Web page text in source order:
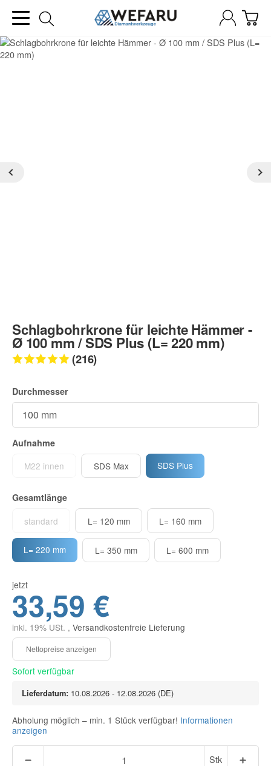
Schlagbohrkrone für leichte Hämmer -
Ø 100 mm / SDS Plus (L= 220 mm)
(216)
Durchmesser
Aufnahme
M22 innen
SDS Max SDS Plus
Gesamtlänge
standard
L= 120 mm L= 160 mm
L= 220 mm L= 350 mm L= 600 mm
jetzt
33,59 €
inkl. 19% USt. , Versandkostenfreie Lieferung
Sofort verfügbar
Lieferdatum: 10.08.2026 - 12.08.2026 (DE)
Abholung möglich – min. 1 Stück verfügbar! Informationen
anzeigen
Stk